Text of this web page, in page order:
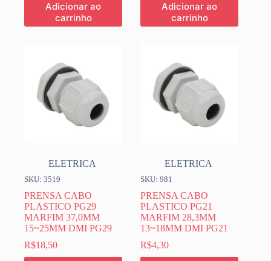
Adicionar ao
carrinho
Adicionar ao
carrinho
ELETRICA
SKU: 3519
PRENSA CABO
PLASTICO PG29
MARFIM 37,0MM
15~25MM DMI PG29
R$18,50
ELETRICA
SKU: 981
PRENSA CABO
PLASTICO PG21
MARFIM 28,3MM
13~18MM DMI PG21
R$4,30